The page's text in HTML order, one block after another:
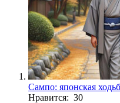
Сампо: японская
Нравится: 30